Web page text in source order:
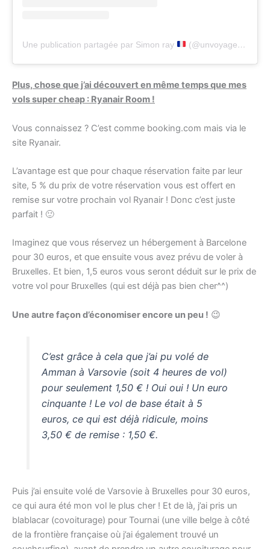
Une publication partagée par Simon ray (@unvoyagesansnom)
Plus, chose que j’ai découvert en même temps que mes
vols super cheap : Ryanair Room !
Vous connaissez ? C’est comme booking.com mais via le
site Ryanair.
L’avantage est que pour chaque réservation faite par leur
site, 5 % du prix de votre réservation vous est offert en
remise sur votre prochain vol Ryanair ! Donc c’est juste
parfait ! 🙂
Imaginez que vous réservez un hébergement à Barcelone
pour 30 euros, et que ensuite vous avez prévu de voler à
Bruxelles. Et bien, 1,5 euros vous seront déduit sur le prix de
votre vol pour Bruxelles (qui est déjà pas bien cher^^)
Une autre façon d’économiser encore un peu ! 😉
C’est grâce à cela que j’ai pu volé de
Amman à Varsovie (soit 4 heures de vol)
pour seulement 1,50 € ! Oui oui ! Un euro
cinquante ! Le vol de base était à 5
euros, ce qui est déjà ridicule, moins
3,50 € de remise : 1,50 €.
Puis j’ai ensuite volé de Varsovie à Bruxelles pour 30 euros,
ce qui aura été mon vol le plus cher ! Et de là, j’ai pris un
blablacar (covoiturage) pour Tournai (une ville belge à côté
de la frontière française où j’ai également trouvé un